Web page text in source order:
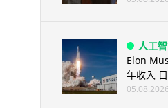
人工
Elon
年收入
05.08.2026